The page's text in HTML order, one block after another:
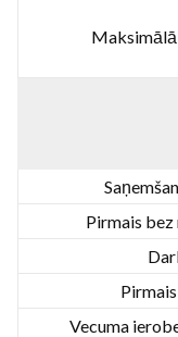
Maksimālā
Pirmais bez
Vecuma